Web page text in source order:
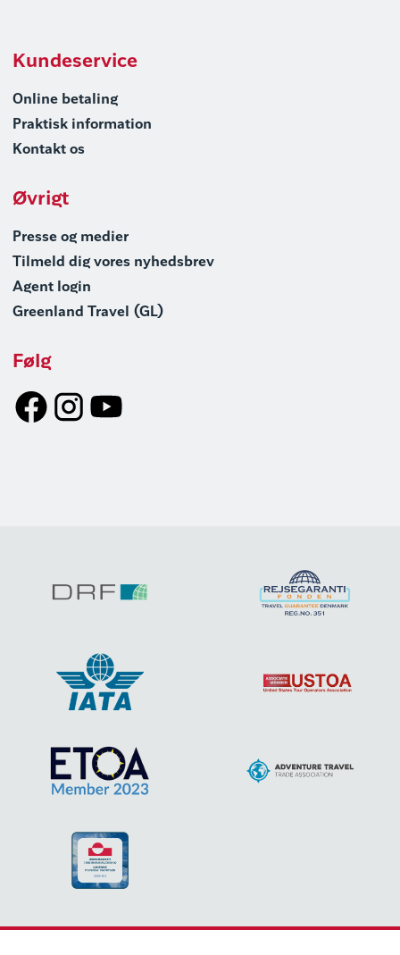
Kundeservice
Online betaling
Praktisk information
Kontakt os
Øvrigt
Presse og medier
Tilmeld dig vores nyhedsbrev
Agent login
Greenland Travel (GL)
Følg